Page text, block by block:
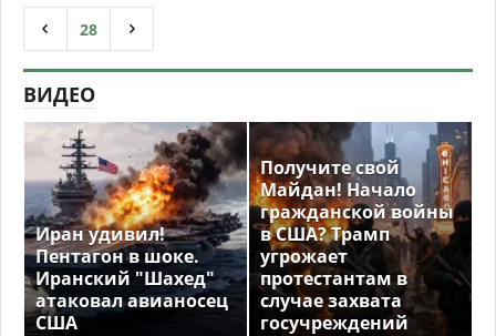
28
ВИДЕО
Иран удивил!
Пентагон в шоке.
Иранский "Шахед"
атаковал авианосец
США
Получите свой
Майдан! Начало
гражданской войны
в США? Трамп
угрожает
протестантам в
случае захвата
госучреждений